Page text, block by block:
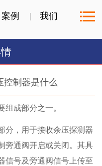
案例 我们
控制器是什么
组成部分之一。
分，用于接收余压探测器
旁通阀开启或关闭。其具
信号及旁通阀信号上传至